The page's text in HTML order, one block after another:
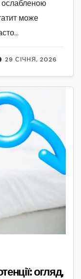
29 СІЧНЯ, 2026
ослабленою
може
огляд,